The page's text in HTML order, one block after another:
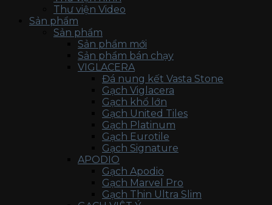
Thư viện Video
Sản phẩm
Sản phẩm
Sản phẩm mới
Sản phẩm bán chạy
VIGLACERA
Đá nung kết Vasta Stone
Gạch Viglacera
Gạch khổ lớn
Gạch United Tiles
Gạch Platinum
Gạch Eurotile
Gạch Signature
APODIO
Gạch Apodio
Gạch Marvel Pro
Gạch Thin Ultra Slim